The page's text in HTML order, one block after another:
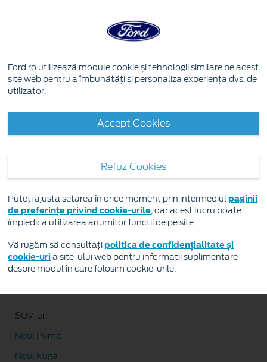
Ford.ro utilizează module cookie și tehnologii similare pe acest
site web pentru a îmbunătăți și personaliza experiența dvs. de
utilizator.
Accept Cookies
Refuz Cookies
Puteți ajusta setarea în orice moment prin intermediulpaginii
de preferințe privind cookie-urile, dar acest lucru poate
împiedica utilizarea anumitor funcții de pe site.
Vă rugăm să consultațipolitica de confidențialitate și
cookie-uri a site-ului web pentru informații suplimentare
despre modul în care folosim cookie-urile.
Harta site
Toate modelele
Noul Mustang Mach-E
Noul Mustang
Noul Tourneo Custom
Noul Ranger
SUV-uri
Noul Puma
Noul Kuga